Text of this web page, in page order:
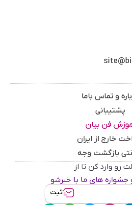
و تماس باما
پشتیبانی
فن بیان
خارج از ایران
بازگشت وجه
رو وارد کن تا از
های ما با خبرشو
ثبت